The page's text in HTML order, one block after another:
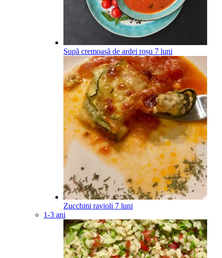
Supă cremoasă de ardei roșu 7 luni
Zucchini ravioli 7 luni
1-3 ani